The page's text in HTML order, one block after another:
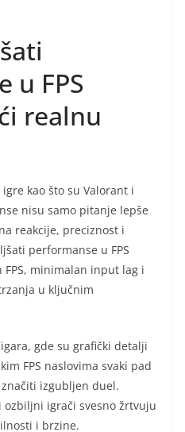
u FPS
realnu
igre kao što su Valorant i
nisu samo pitanje lepše
reakcije, preciznost i
performanse u FPS
minimalan input lag i
u ključnim
gde su grafički detalji
FPS naslovima svaki pad
značiti izgubljen duel.
igrači svesno žrtvuju
i brzine.